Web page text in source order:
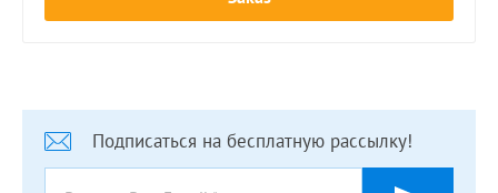
Подписаться на бесплатную рассылку!